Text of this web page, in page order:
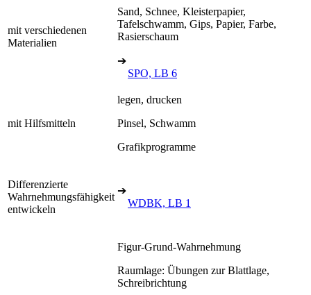
mit verschiedenen
Materialien
Sand, Schnee, Kleisterpapier,
Tafelschwamm, Gips, Papier, Farbe,
Rasierschaum
➔
SPO, LB 6
mit Hilfsmitteln
legen, drucken
Pinsel, Schwamm
Grafikprogramme
Differenzierte
Wahrnehmungsfähigkeit
entwickeln
➔
WDBK, LB 1
Figur-Grund-Wahrnehmung
Raumlage: Übungen zur Blattlage,
Schreibrichtung